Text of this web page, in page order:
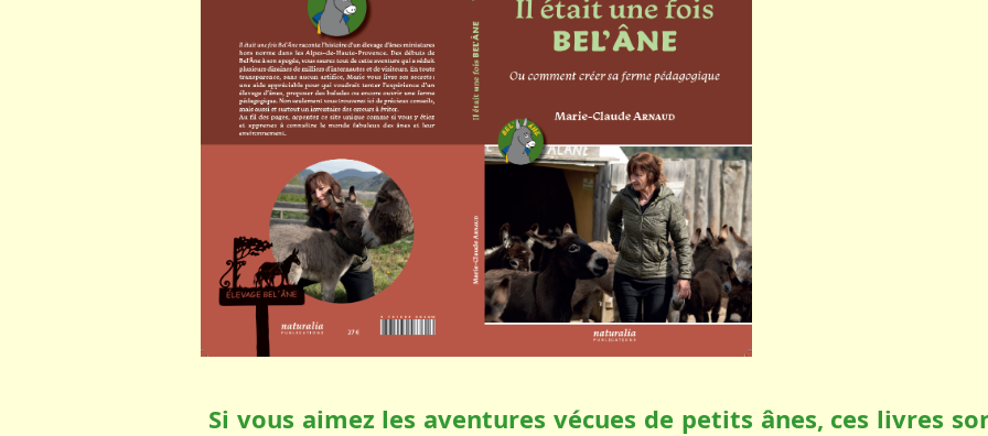
Si vous aimez les aventures vécues de petits ânes, ces livres